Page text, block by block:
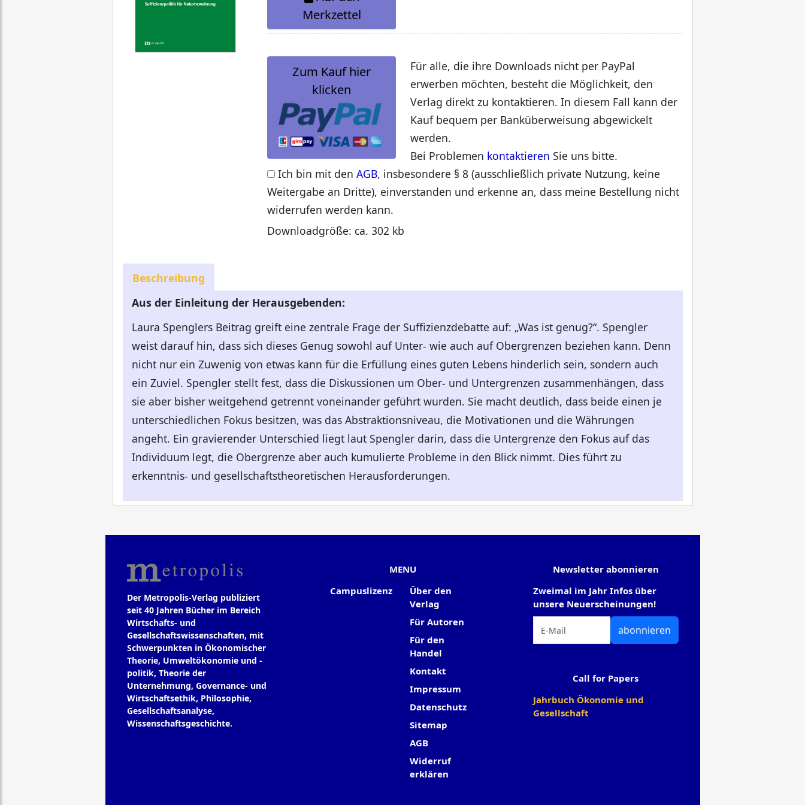
Merkzettel
Zum Kauf hier
klicken
Für alle, die ihre Downloads nicht per PayPal
erwerben möchten, besteht die Möglichkeit, den
Verlag direkt zu kontaktieren. In diesem Fall kann der
Kauf bequem per Banküberweisung abgewickelt
werden.
Bei Problemen kontaktieren Sie uns bitte.
Ich bin mit denAGB, insbesondere § 8 (ausschließlich private Nutzung, keine
Weitergabe an Dritte), einverstanden und erkenne an, dass meine Bestellung nicht
widerrufen werden kann.
Downloadgröße: ca. 302 kb
Beschreibung
Aus der Einleitung der Herausgebenden:
Laura Spenglers Beitrag greift eine zentrale Frage der Suffizienzdebatte auf: „Was ist genug?“. Spengler
weist darauf hin, dass sich dieses Genug sowohl auf Unter- wie auch auf Obergrenzen beziehen kann. Denn
nicht nur ein Zuwenig von etwas kann für die Erfüllung eines guten Lebens hinderlich sein, sondern auch
ein Zuviel. Spengler stellt fest, dass die Diskussionen um Ober- und Untergrenzen zusammenhängen, dass
sie aber bisher weitgehend getrennt voneinander geführt wurden. Sie macht deutlich, dass beide einen je
unterschiedlichen Fokus besitzen, was das Abstraktionsniveau, die Motivationen und die Währungen
angeht. Ein gravierender Unterschied liegt laut Spengler darin, dass die Untergrenze den Fokus auf das
Individuum legt, die Obergrenze aber auch kumulierte Probleme in den Blick nimmt. Dies führt zu
erkenntnis- und gesellschaftstheoretischen Herausforderungen.
Der Metropolis-Verlag publiziert
seit 40 Jahren Bücher im Bereich
Wirtschafts- und
Gesellschaftswissenschaften, mit
Schwerpunkten in Ökonomischer
Theorie, Umweltökonomie und -
politik, Theorie der
Unternehmung, Governance- und
Wirtschaftsethik, Philosophie,
Gesellschaftsanalyse,
Wissenschaftsgeschichte.
MENU
Campuslizenz
Über den
Verlag
Für Autoren
Für den
Handel
Kontakt
Impressum
Datenschutz
Sitemap
AGB
Widerruf
erklären
Newsletter abonnieren
Zweimal im Jahr Infos über
unsere Neuerscheinungen!
abonnieren
Call for Papers
Jahrbuch Ökonomie und
Gesellschaft